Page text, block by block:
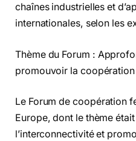
chaînes industrielles et
internationales, selon les
Thème du Forum :
promouvoir la
Le Forum de coopération
Europe, dont le thème
l’interconnectivité et